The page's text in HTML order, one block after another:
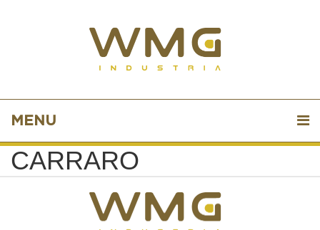
MENU
CARRARO